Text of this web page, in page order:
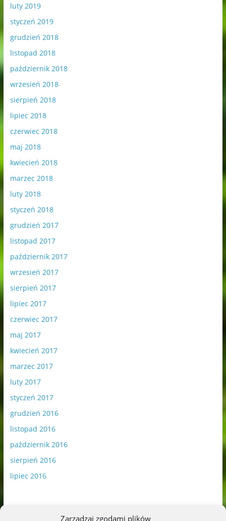
Zarządzaj zgodami plików
luty 2019
styczeń 2019
grudzień 2018
listopad 2018
październik 2018
wrzesień 2018
sierpień 2018
lipiec 2018
czerwiec 2018
maj 2018
kwiecień 2018
marzec 2018
luty 2018
styczeń 2018
grudzień 2017
listopad 2017
październik 2017
wrzesień 2017
sierpień 2017
lipiec 2017
czerwiec 2017
maj 2017
kwiecień 2017
marzec 2017
luty 2017
styczeń 2017
grudzień 2016
listopad 2016
październik 2016
sierpień 2016
lipiec 2016